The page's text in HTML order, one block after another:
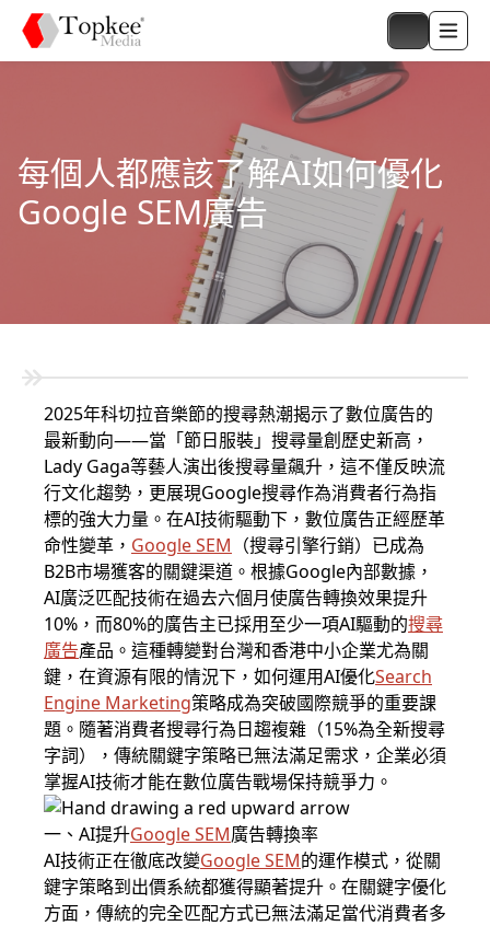
每個人都應該了解AI如何優化
Google SEM廣告
2025年科切拉音樂節的搜尋熱潮揭示了數位廣告的
最新動向——當「節日服裝」搜尋量創歷史新高，
Lady Gaga等藝人演出後搜尋量飆升，這不僅反映流
行文化趨勢，更展現Google搜尋作為消費者行為指
標的強大力量。在AI技術驅動下，數位廣告正經歷革
命性變革， Google SEM （搜尋引擎行銷）已成為
B2B市場獲客的關鍵渠道。根據Google內部數據，
AI廣泛匹配技術在過去六個月使廣告轉換效果提升
10%，而80%的廣告主已採用至少一項AI驅動的搜尋
廣告產品。這種轉變對台灣和香港中小企業尤為關
鍵，在資源有限的情況下，如何運用AI優化Search
Engine Marketing策略成為突破國際競爭的重要課
題。隨著消費者搜尋行為日趨複雜（15%為全新搜尋
字詞），傳統關鍵字策略已無法滿足需求，企業必須
掌握AI技術才能在數位廣告戰場保持競爭力。
一、AI提升Google SEM廣告轉換率
AI技術正在徹底改變Google SEM的運作模式，從關
鍵字策略到出價系統都獲得顯著提升。在關鍵字優化
方面，傳統的完全匹配方式已無法滿足當代消費者多